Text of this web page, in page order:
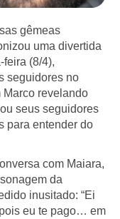
gêmeas
uma divertida
feira (8/4),
seguidores no
Marco revelando
seus seguidores
para entender do
com Maiara,
da
inusitado: “Ei
eu te pago… em